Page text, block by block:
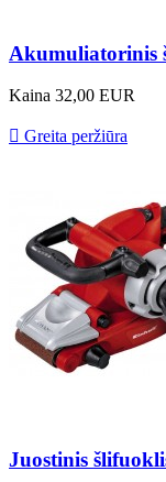
Akumuliatorinis
Kaina 32,00 EUR
 Greita peržiūra
Juostinis